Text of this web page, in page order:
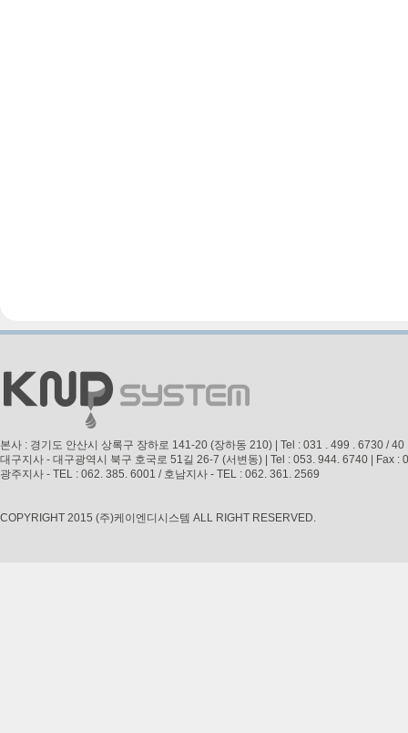
본사 : 경기도 안산시 상록구 장하로 141-20 (장하동 210) | Tel : 031 . 499 . 6730 /
대구지사 - 대구광역시 북구 호국로 51길 26-7 (서변동) | Tel : 053. 944. 6740 | Fax
광주지사 - TEL : 062. 385. 6001 / 호남지사 - TEL : 062. 361. 2569
COPYRIGHT 2015 (주)케이엔디시스템 ALL RIGHT RESERVED.